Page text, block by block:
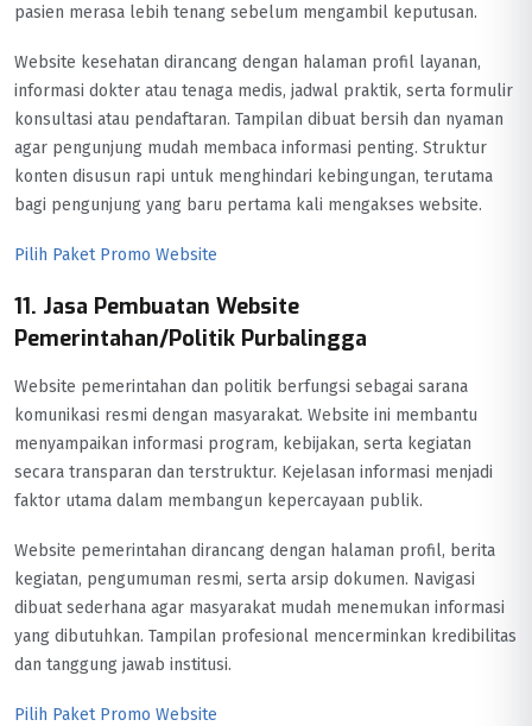
pasien merasa lebih tenang sebelum mengambil keputusan.
Website kesehatan dirancang dengan halaman profil layanan,
informasi dokter atau tenaga medis, jadwal praktik, serta formulir
konsultasi atau pendaftaran. Tampilan dibuat bersih dan nyaman
agar pengunjung mudah membaca informasi penting. Struktur
konten disusun rapi untuk menghindari kebingungan, terutama
bagi pengunjung yang baru pertama kali mengakses website.
Pilih Paket Promo Website
11. Jasa Pembuatan Website
Pemerintahan/Politik Purbalingga
Website pemerintahan dan politik berfungsi sebagai sarana
komunikasi resmi dengan masyarakat. Website ini membantu
menyampaikan informasi program, kebijakan, serta kegiatan
secara transparan dan terstruktur. Kejelasan informasi menjadi
faktor utama dalam membangun kepercayaan publik.
Website pemerintahan dirancang dengan halaman profil, berita
kegiatan, pengumuman resmi, serta arsip dokumen. Navigasi
dibuat sederhana agar masyarakat mudah menemukan informasi
yang dibutuhkan. Tampilan profesional mencerminkan kredibilitas
dan tanggung jawab institusi.
Pilih Paket Promo Website